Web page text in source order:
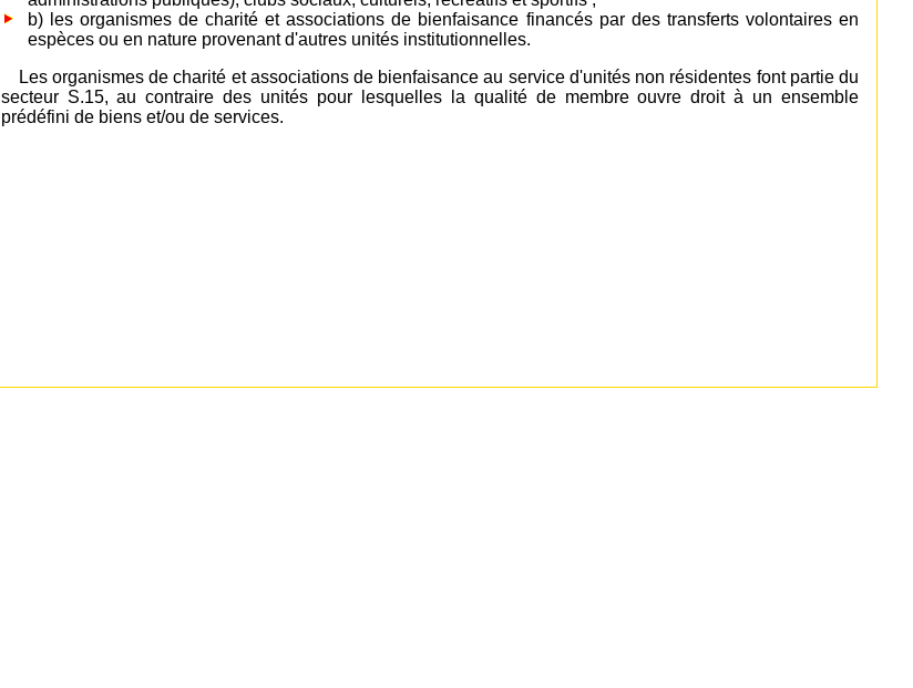
b) les organismes de charité et associations de bienfaisance financés par des transferts volontaires en
espèces ou en nature provenant d'autres unités institutionnelles.
Les organismes de charité et associations de bienfaisance au service d'unités non résidentes font partie du
secteur S.15, au contraire des unités pour lesquelles la qualité de membre ouvre droit à un ensemble
prédéfini de biens et/ou de services.